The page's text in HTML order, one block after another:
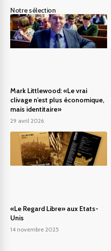
Notre sélection
Mark Littlewood: «Le vrai
clivage n’est plus économique,
mais identitaire»
29 avril 2026
«Le Regard Libre» aux Etats-
Unis
14 novembre 2025